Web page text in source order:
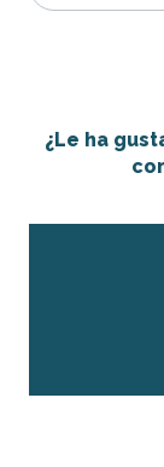
¿Le ha